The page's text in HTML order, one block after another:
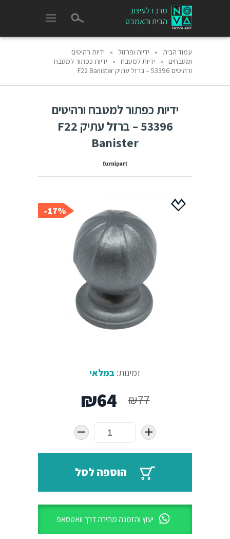
מרכז לעיצוב
הבית והאמבט
עמוד הבית » ידיות ופרזול »
ידיות רהיטים
ומטבחים
» ידיות למטבח »
ידיות כפתור למטבח
ורהיטים 53396 – ברזל עתיק F22 Banister
ידיות כפתור למטבח ורהיטים
53396 – ברזל עתיק F22
Banister
17%-
זמינות: במלאי
₪77
המחיר
המקורי
היה:
₪77.
₪64
הנוכחי
הוא:
₪64.הוספה לסל
יעוץ והזמנה מהירה דרך וואטסאפ